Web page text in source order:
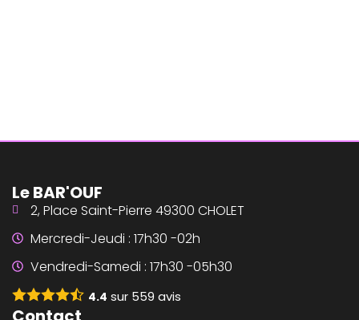
Le BAR'OUF
2, Place Saint-Pierre 49300 CHOLET
Mercredi-Jeudi : 17h30 -02h
Vendredi-Samedi : 17h30 -05h30
4.4 sur 559 avis